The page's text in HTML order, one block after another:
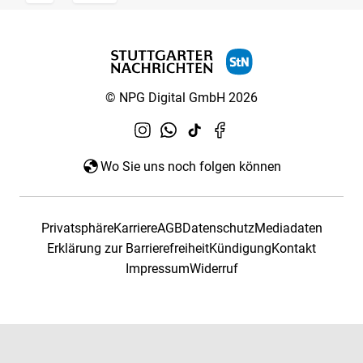
© NPG Digital GmbH 2026
Wo Sie uns noch folgen können
PrivatsphäreKarriereAGBDatenschutzMediadaten
Erklärung zur BarrierefreiheitKündigungKontakt
ImpressumWiderruf